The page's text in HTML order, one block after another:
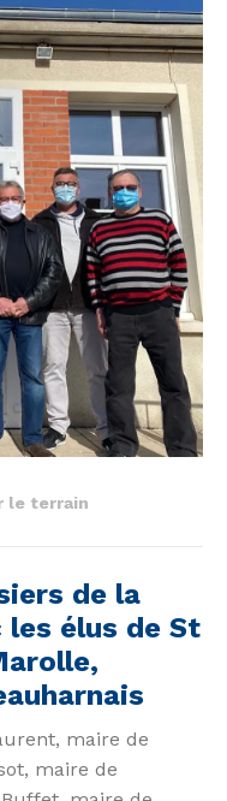
le terrain
de la
élus de St
maire de
maire de